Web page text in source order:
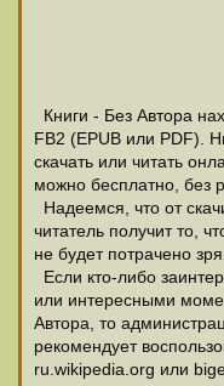
Книги - Без Автора
FB2 (EPUB или PDF).
скачать или читать
можно бесплатно, без
Надеемся, что от
читатель получит то,
не будет потрачено
Если кто-либо
или интересными
Автора, то
рекомендует
ru.wikipedia.org или